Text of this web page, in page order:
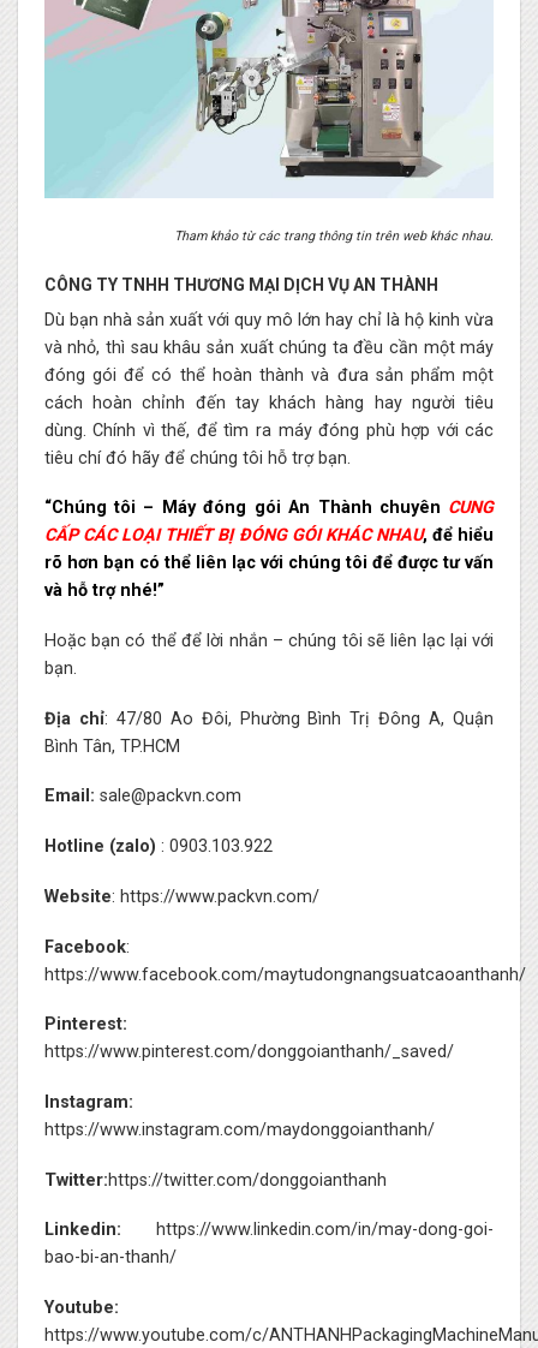
Tham khảo từ các trang thông tin trên web khác nhau.
CÔNG TY TNHH THƯƠNG MẠI DỊCH VỤ AN THÀNH
Dù bạn nhà sản xuất với quy mô lớn hay chỉ là hộ kinh vừa
và nhỏ, thì sau khâu sản xuất chúng ta đều cần một máy
đóng gói để có thể hoàn thành và đưa sản phẩm một
cách hoàn chỉnh đến tay khách hàng hay người tiêu
dùng. Chính vì thế, để tìm ra máy đóng phù hợp với các
tiêu chí đó hãy để chúng tôi hỗ trợ bạn.
“Chúng tôi – Máy đóng gói An Thành chuyên CUNG
CẤP CÁC LOẠI THIẾT BỊ ĐÓNG GÓI KHÁC NHAU, để hiểu
rõ hơn bạn có thể liên lạc với chúng tôi để được tư vấn
và hỗ trợ nhé!”
Hoặc bạn có thể để lời nhắn – chúng tôi sẽ liên lạc lại với
bạn.
Địa chỉ: 47/80 Ao Đôi, Phường Bình Trị Đông A, Quận
Bình Tân, TP.HCM
Email: sale@packvn.com
Hotline (zalo) : 0903.103.922
Website: https://www.packvn.com/
Facebook:
https://www.facebook.com/maytudongnangsuatcaoanthanh/
Pinterest:
https://www.pinterest.com/donggoianthanh/_saved/
Instagram:
https://www.instagram.com/maydonggoianthanh/
Twitter:https://twitter.com/donggoianthanh
Linkedin:https://www.linkedin.com/in/may-dong-goi-
bao-bi-an-thanh/
Youtube:
https://www.youtube.com/c/